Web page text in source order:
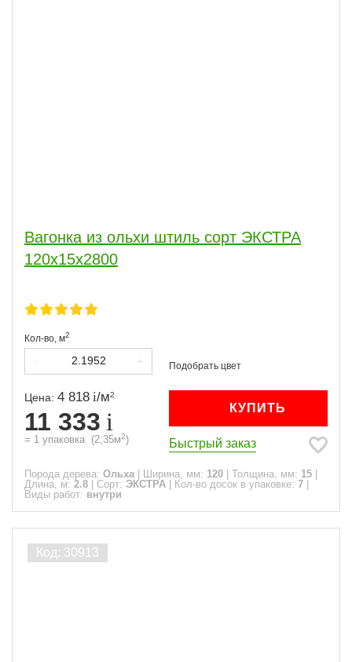
Вагонка из ольхи штиль сорт ЭКСТРА
120х15х2800
Кол-во, м2
Цена: 4 818 /м2
11 333
= 1 упаковка (2,35м2)
КУПИТЬ
Быстрый заказ
Порода дерева: Ольха Ширина, мм: 120 Толщина, мм: 15
Длина, м: 2.8 Сорт: ЭКСТРА Кол-во досок в упаковке: 7
Виды работ: внутри